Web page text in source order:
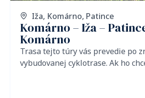
Iža, Komárno, Patince
Komárno – Iža –
Komárno
Trasa tejto túry vás prevedie po
vybudovanej cyklotrase. Ak ho